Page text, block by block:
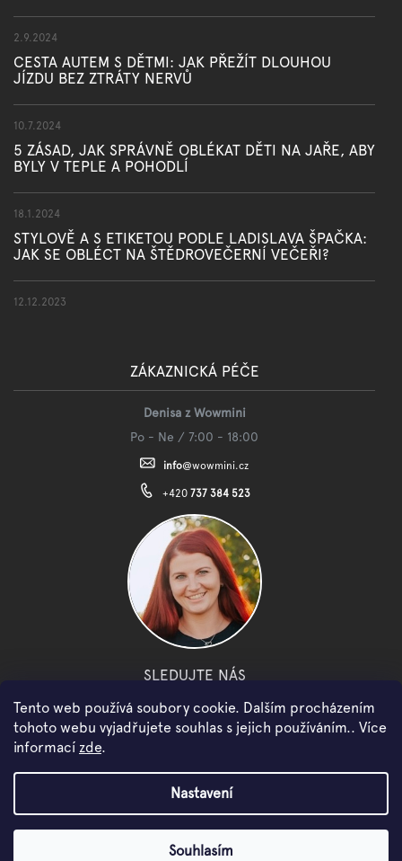
Tento web používá soubory cookie. Dalším procházením
tohoto webu vyjadřujete souhlas s jejich používáním.. Více
informací zde.
Nastavení
Souhlasím
2.9.2024
CESTA AUTEM S DĚTMI: JAK PŘEŽÍT DLOUHOU
JÍZDU BEZ ZTRÁTY NERVŮ
10.7.2024
5 ZÁSAD, JAK SPRÁVNĚ OBLÉKAT DĚTI NA JAŘE, ABY
BYLY V TEPLE A POHODLÍ
18.1.2024
STYLOVĚ A S ETIKETOU PODLE LADISLAVA ŠPAČKA:
JAK SE OBLÉCT NA ŠTĚDROVEČERNÍ VEČEŘI?
12.12.2023
ZÁKAZNICKÁ PÉČE
Denisa z Wowmini
Po - Ne / 7:00 - 18:00
info@wowmini.cz
+420 737 384 523
SLEDUJTE NÁS
facebook instagram youtube
Vytvořil Shoptet